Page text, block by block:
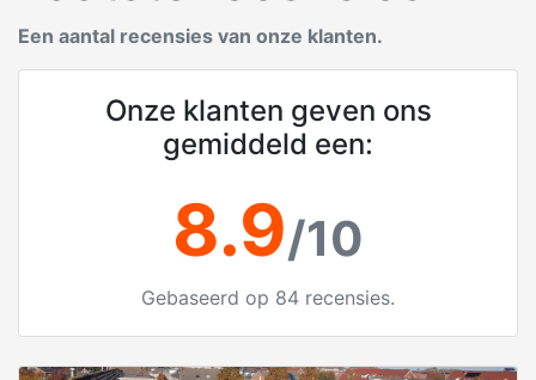
Een aantal recensies van onze klanten.
Onze klanten geven ons
gemiddeld een:
8.9/10
Gebaseerd op 84 recensies.